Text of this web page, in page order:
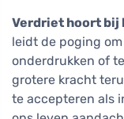
Verdriet hoort bij
leidt de poging
onderdrukken of
grotere kracht
te accepteren als